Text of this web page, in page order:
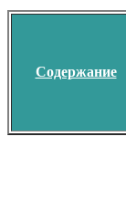
Содержание